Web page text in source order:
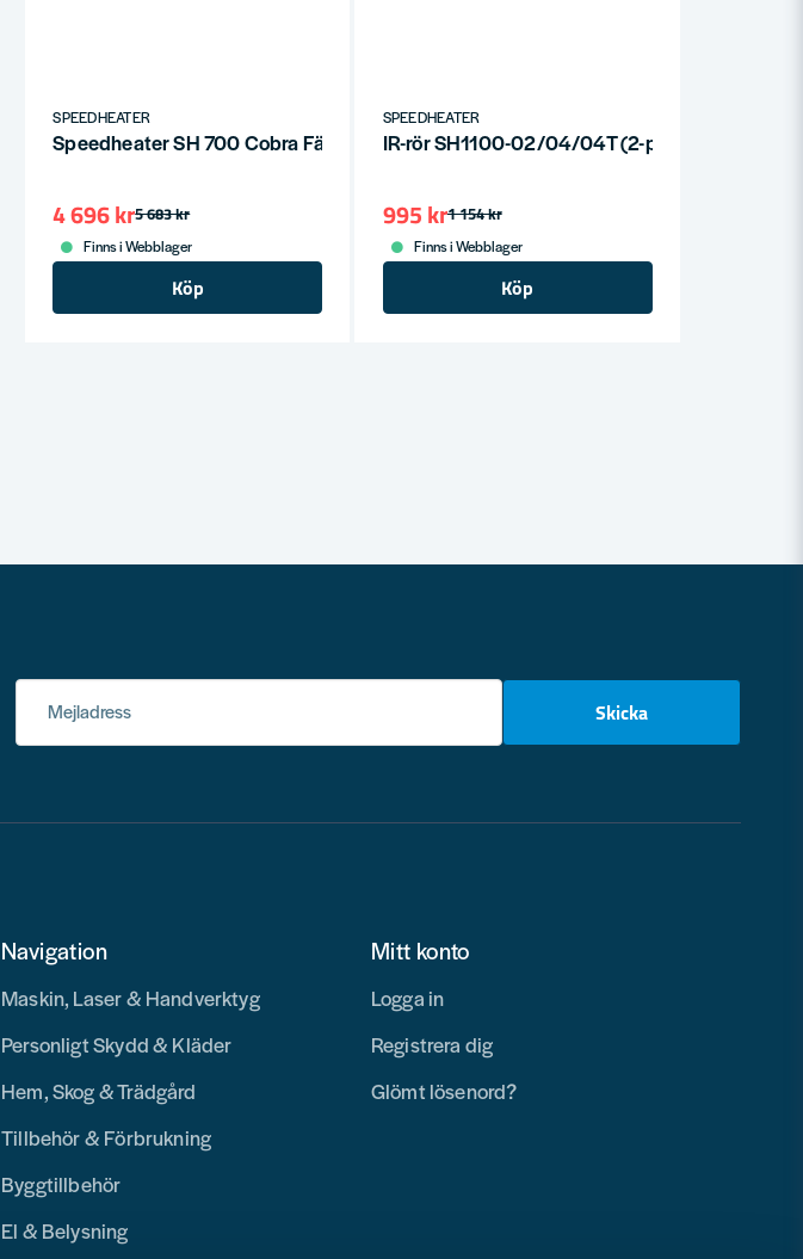
SPEEDHEATER
Speedheater SH 700 Cobra Färgborttagare Renoveringskit
5 683 kr
4 696 kr
Finns i Webblager
Köp
SPEEDHEATER
IR-rör SH1100-02/04/04T (2-pack)
1 154 kr
995 kr
Finns i Webblager
Köp
Mejladress Skicka
Navigation
Maskin, Laser & Handverktyg
Personligt Skydd & Kläder
Hem, Skog & Trädgård
Tillbehör & Förbrukning
Byggtillbehör
El & Belysning
Mitt konto
Logga in
Registrera dig
Glömt lösenord?